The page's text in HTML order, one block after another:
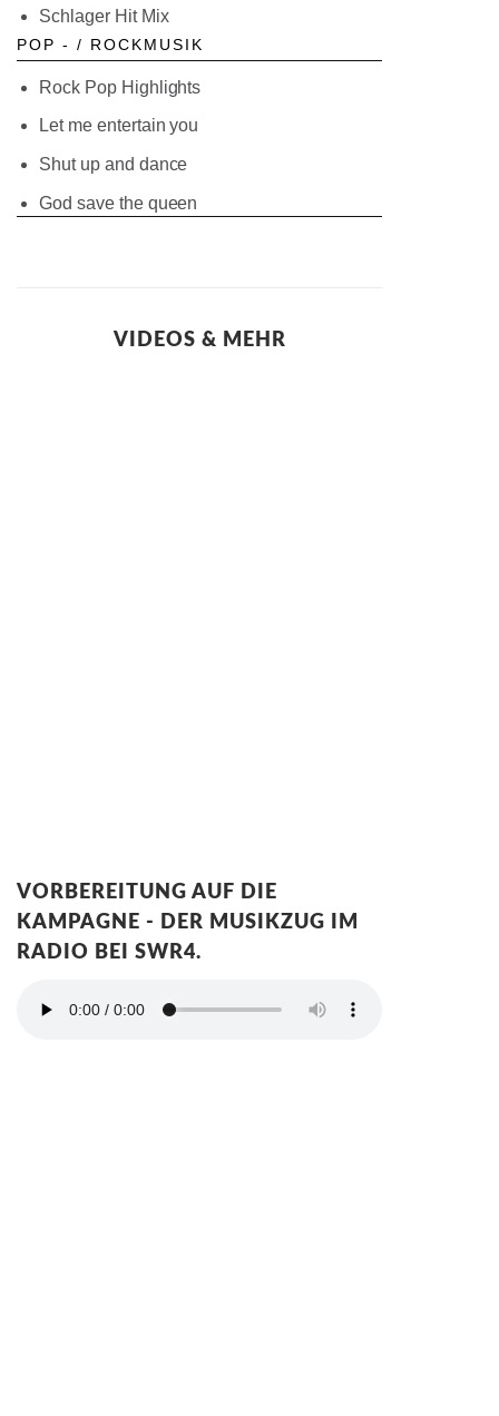
Schlager Hit Mix
POP - / ROCKMUSIK
Rock Pop Highlights
Let me entertain you
Shut up and dance
God save the queen
VIDEOS & MEHR
VORBEREITUNG AUF DIE
KAMPAGNE - DER MUSIKZUG IM
RADIO BEI SWR4.